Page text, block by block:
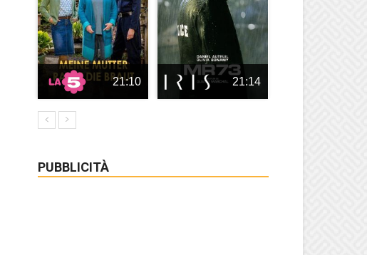
21:10 21:14
PUBBLICITÀ